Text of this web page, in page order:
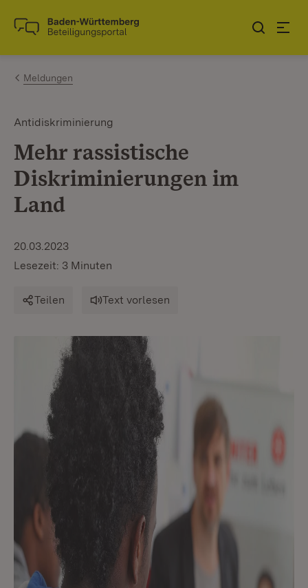
Zum Inhalt springen
Link zur Startseite
Meldungen
Antidiskriminierung
Mehr rassistische
Diskriminierungen im
Land
20.03.2023
Lesezeit: 3 Minuten
Teilen Text vorlesen